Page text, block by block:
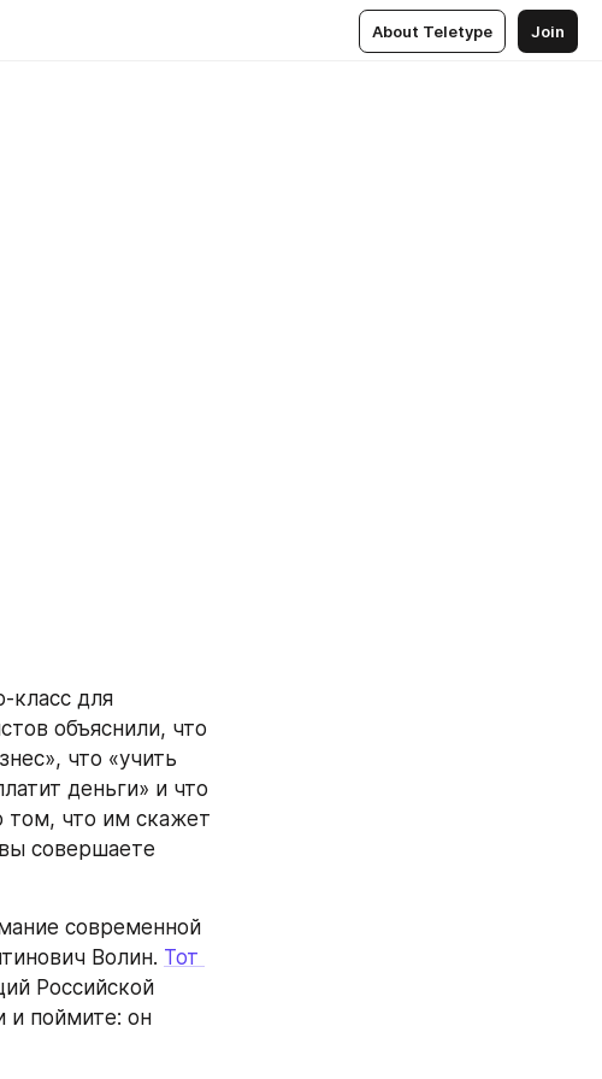
About Teletype Join
класс для
объяснили, что
что «учить
деньги» и что
том, что им скажет
совершаете
современной
Волин. Тот
Российской
и поймите: он